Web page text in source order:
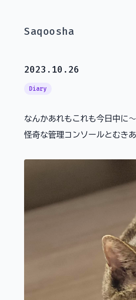
Saqoosha
2023.10.26
Diary
なんかあれもこれも今日中
怪奇な管理コンソールとむき